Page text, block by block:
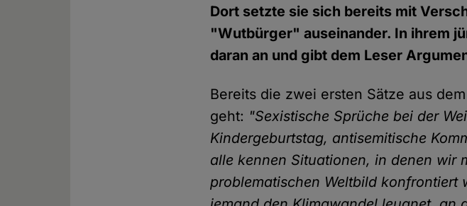
Dort setzte sie sich bereits mit
"Wutbürger" auseinander. In ihrem
daran an und gibt dem Leser
Bereits die zwei ersten Sätze aus
geht: "Sexistische Sprüche bei der
Kindergeburtstag, antisemitische
alle kennen Situationen, in denen wir
problematischen Weltbild konfrontiert